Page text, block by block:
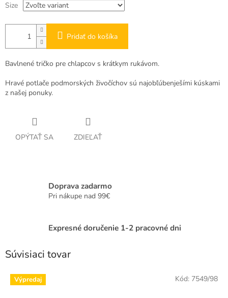
Size
Pridať do košíka
Bavlnené tričko pre chlapcov s krátkym rukávom.
Hravé potlače podmorských živočíchov sú najobľúbenješími kúskami
z našej ponuky.
OPÝTAŤ SA ZDIEĽAŤ
Doprava zadarmo
Pri nákupe nad 99€
Expresné doručenie 1-2 pracovné dni
Súvisiaci tovar
Výpredaj Kód: 7549/98